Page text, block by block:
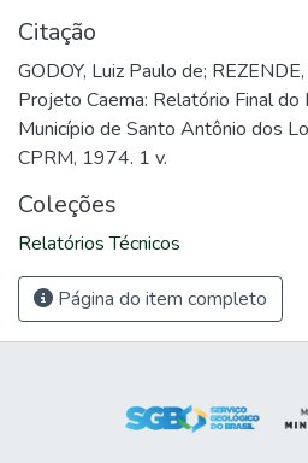
Citação
GODOY, Luiz Paulo de;
Projeto Caema: Relatório Final
Município de Santo Antônio dos
CPRM, 1974. 1 v.
Coleções
Relatórios Técnicos
Página do item completo